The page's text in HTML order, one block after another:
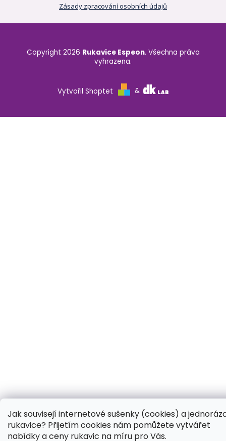
Jak souvisejí internetové sušenky (cookies) a
rukavice? Přijetím cookies nám pomůžete vytvářet
nabídky a ceny rukavic na míru pro Vás.
Zásady zpracování osobních údajů
Vytvořil Shoptet &
Copyright 2026 Rukavice Espeon. Všechna práva
vyhrazena.